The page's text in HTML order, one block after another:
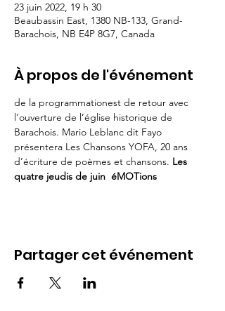
23 juin 2022, 19 h 30
Beaubassin East, 1380 NB-133, Grand-
Barachois, NB E4P 8G7, Canada
À propos de l'événement
de la programmationest de retour avec
l’ouverture de l’église historique de
Barachois. Mario Leblanc dit Fayo
présentera Les Chansons YOFA, 20 ans
d’écriture de poèmes et chansons. Les
quatre jeudis de juin éMOTions
Partager cet événement